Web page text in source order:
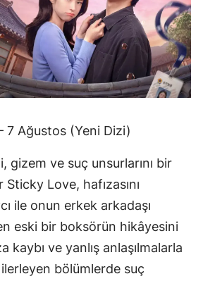
7 Ağustos (Yeni Dizi)
gizem ve suç unsurlarını bir
Love, hafızasını
ile onun erkek arkadaşı
eski bir boksörün hikâyesini
kaybı ve yanlış anlaşılmalarla
bölümlerde suç